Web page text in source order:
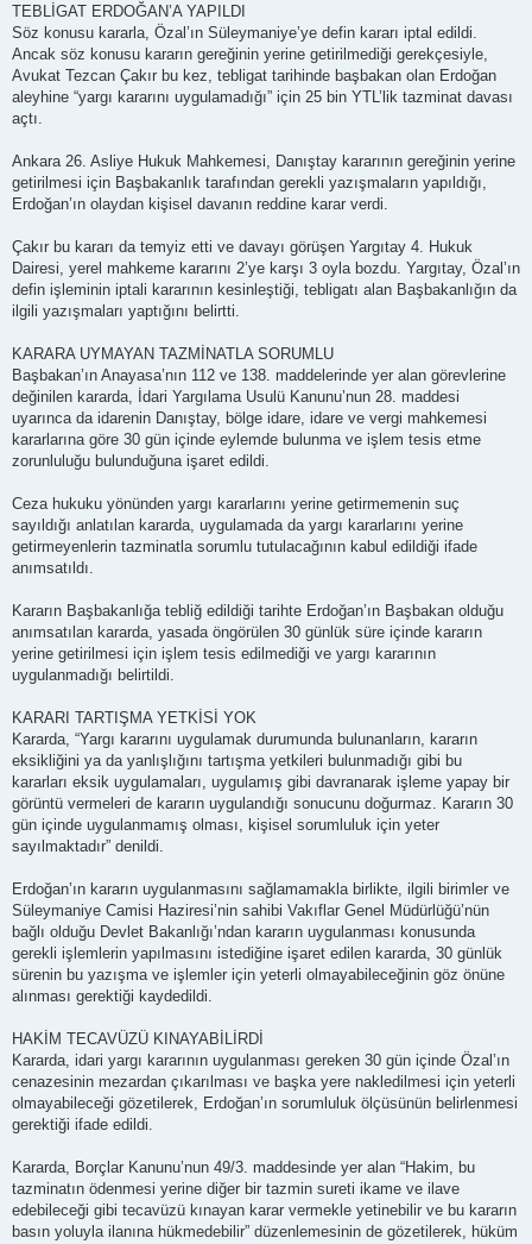
TEBLİGAT ERDOĞAN’A YAPILDI
Söz konusu kararla, Özal’ın Süleymaniye’ye defin kararı iptal edildi.
Ancak söz konusu kararın gereğinin yerine getirilmediği gerekçesiyle,
Avukat Tezcan Çakır bu kez, tebligat tarihinde başbakan olan Erdoğan
aleyhine “yargı kararını uygulamadığı” için 25 bin YTL’lik tazminat davası
açtı.
Ankara 26. Asliye Hukuk Mahkemesi, Danıştay kararının gereğinin yerine
getirilmesi için Başbakanlık tarafından gerekli yazışmaların yapıldığı,
Erdoğan’ın olaydan kişisel davanın reddine karar verdi.
Çakır bu kararı da temyiz etti ve davayı görüşen Yargıtay 4. Hukuk
Dairesi, yerel mahkeme kararını 2’ye karşı 3 oyla bozdu. Yargıtay, Özal’ın
defin işleminin iptali kararının kesinleştiği, tebligatı alan Başbakanlığın da
ilgili yazışmaları yaptığını belirtti.
KARARA UYMAYAN TAZMİNATLA SORUMLU
Başbakan’ın Anayasa’nın 112 ve 138. maddelerinde yer alan görevlerine
değinilen kararda, İdari Yargılama Usulü Kanunu’nun 28. maddesi
uyarınca da idarenin Danıştay, bölge idare, idare ve vergi mahkemesi
kararlarına göre 30 gün içinde eylemde bulunma ve işlem tesis etme
zorunluluğu bulunduğuna işaret edildi.
Ceza hukuku yönünden yargı kararlarını yerine getirmemenin suç
sayıldığı anlatılan kararda, uygulamada da yargı kararlarını yerine
getirmeyenlerin tazminatla sorumlu tutulacağının kabul edildiği ifade
anımsatıldı.
Kararın Başbakanlığa tebliğ edildiği tarihte Erdoğan’ın Başbakan olduğu
anımsatılan kararda, yasada öngörülen 30 günlük süre içinde kararın
yerine getirilmesi için işlem tesis edilmediği ve yargı kararının
uygulanmadığı belirtildi.
KARARI TARTIŞMA YETKİSİ YOK
Kararda, “Yargı kararını uygulamak durumunda bulunanların, kararın
eksikliğini ya da yanlışlığını tartışma yetkileri bulunmadığı gibi bu
kararları eksik uygulamaları, uygulamış gibi davranarak işleme yapay bir
görüntü vermeleri de kararın uygulandığı sonucunu doğurmaz. Kararın 30
gün içinde uygulanmamış olması, kişisel sorumluluk için yeter
sayılmaktadır” denildi.
Erdoğan’ın kararın uygulanmasını sağlamamakla birlikte, ilgili birimler ve
Süleymaniye Camisi Haziresi’nin sahibi Vakıflar Genel Müdürlüğü’nün
bağlı olduğu Devlet Bakanlığı’ndan kararın uygulanması konusunda
gerekli işlemlerin yapılmasını istediğine işaret edilen kararda, 30 günlük
sürenin bu yazışma ve işlemler için yeterli olmayabileceğinin göz önüne
alınması gerektiği kaydedildi.
HAKİM TECAVÜZÜ KINAYABİLİRDİ
Kararda, idari yargı kararının uygulanması gereken 30 gün içinde Özal’ın
cenazesinin mezardan çıkarılması ve başka yere nakledilmesi için yeterli
olmayabileceği gözetilerek, Erdoğan’ın sorumluluk ölçüsünün belirlenmesi
gerektiği ifade edildi.
Kararda, Borçlar Kanunu’nun 49/3. maddesinde yer alan “Hakim, bu
tazminatın ödenmesi yerine diğer bir tazmin sureti ikame ve ilave
edebileceği gibi tecavüzü kınayan karar vermekle yetinebilir ve bu kararın
basın yoluyla ilanına hükmedebilir” düzenlemesinin de gözetilerek, hüküm